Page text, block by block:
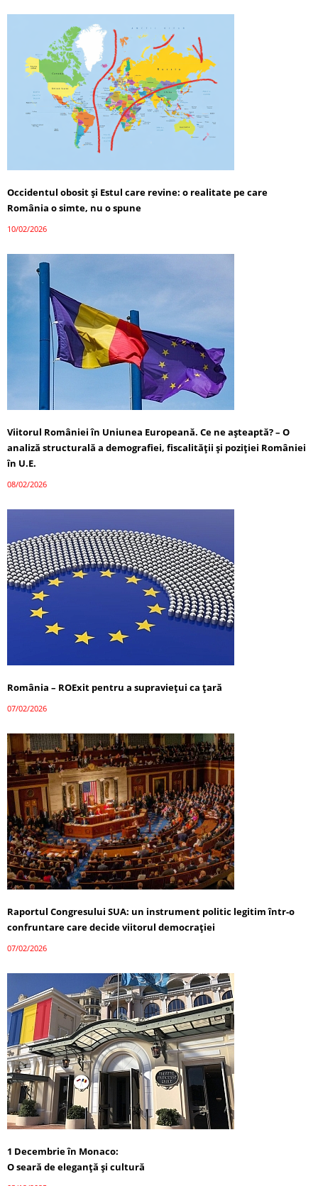
Occidentul obosit și Estul care revine: o realitate pe care
România o simte, nu o spune
10/02/2026
Viitorul României în Uniunea Europeană. Ce ne așteaptă? – O
analiză structurală a demografiei, fiscalității și poziției României
în U.E.
08/02/2026
România – ROExit pentru a supraviețui ca țară
07/02/2026
Raportul Congresului SUA: un instrument politic legitim într-o
confruntare care decide viitorul democrației
07/02/2026
1 Decembrie în Monaco:
O seară de eleganță și cultură